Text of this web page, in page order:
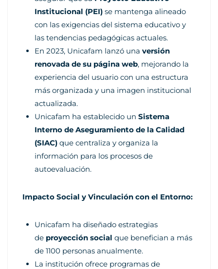
Institucional (PEI) se mantenga alineado
con las exigencias del sistema educativo y
las tendencias pedagógicas actuales.
En 2023, Unicafam lanzó una versión
renovada de su página web, mejorando la
experiencia del usuario con una estructura
más organizada y una imagen institucional
actualizada.
Unicafam ha establecido un Sistema
Interno de Aseguramiento de la Calidad
(SIAC) que centraliza y organiza la
información para los procesos de
autoevaluación.
Impacto Social y Vinculación con el Entorno:
Unicafam ha diseñado estrategias
de proyección social que benefician a más
de 1100 personas anualmente.
La institución ofrece programas de